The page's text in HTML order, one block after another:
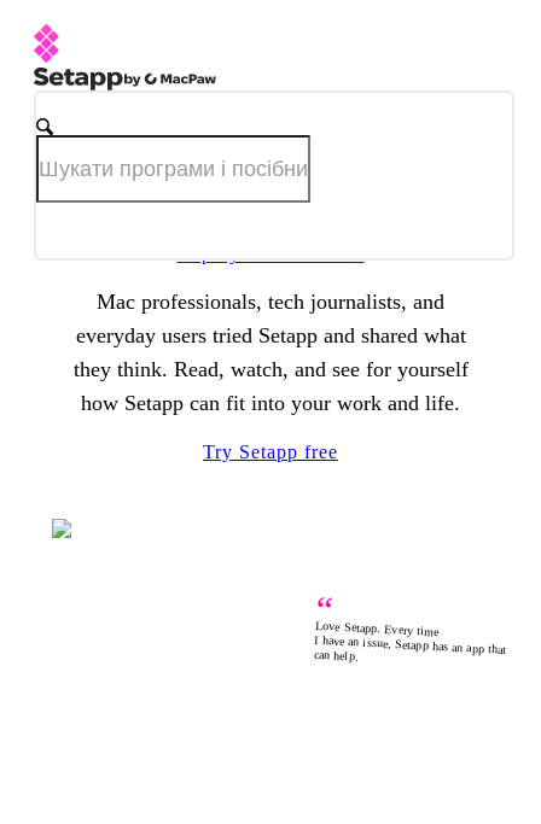
Setapp Reviews
Mac professionals, tech journalists, and
everyday users tried Setapp and shared what
they think. Read, watch, and see for yourself
how Setapp can fit into your work and life.
Try Setapp free
“
Love Setapp. Every time
I have an issue, Setapp has an app that
can help.